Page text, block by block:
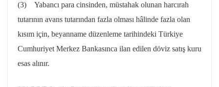
(3) Yabancı para cinsinden, müstahak olunan harcırah
tutarının avans tutarından fazla olması hâlinde fazla olan
kısım için, beyanname düzenleme tarihindeki Türkiye
Cumhuriyet Merkez Bankasınca ilan edilen döviz satış kuru
esas alınır.